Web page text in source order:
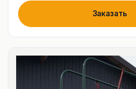
Заказать